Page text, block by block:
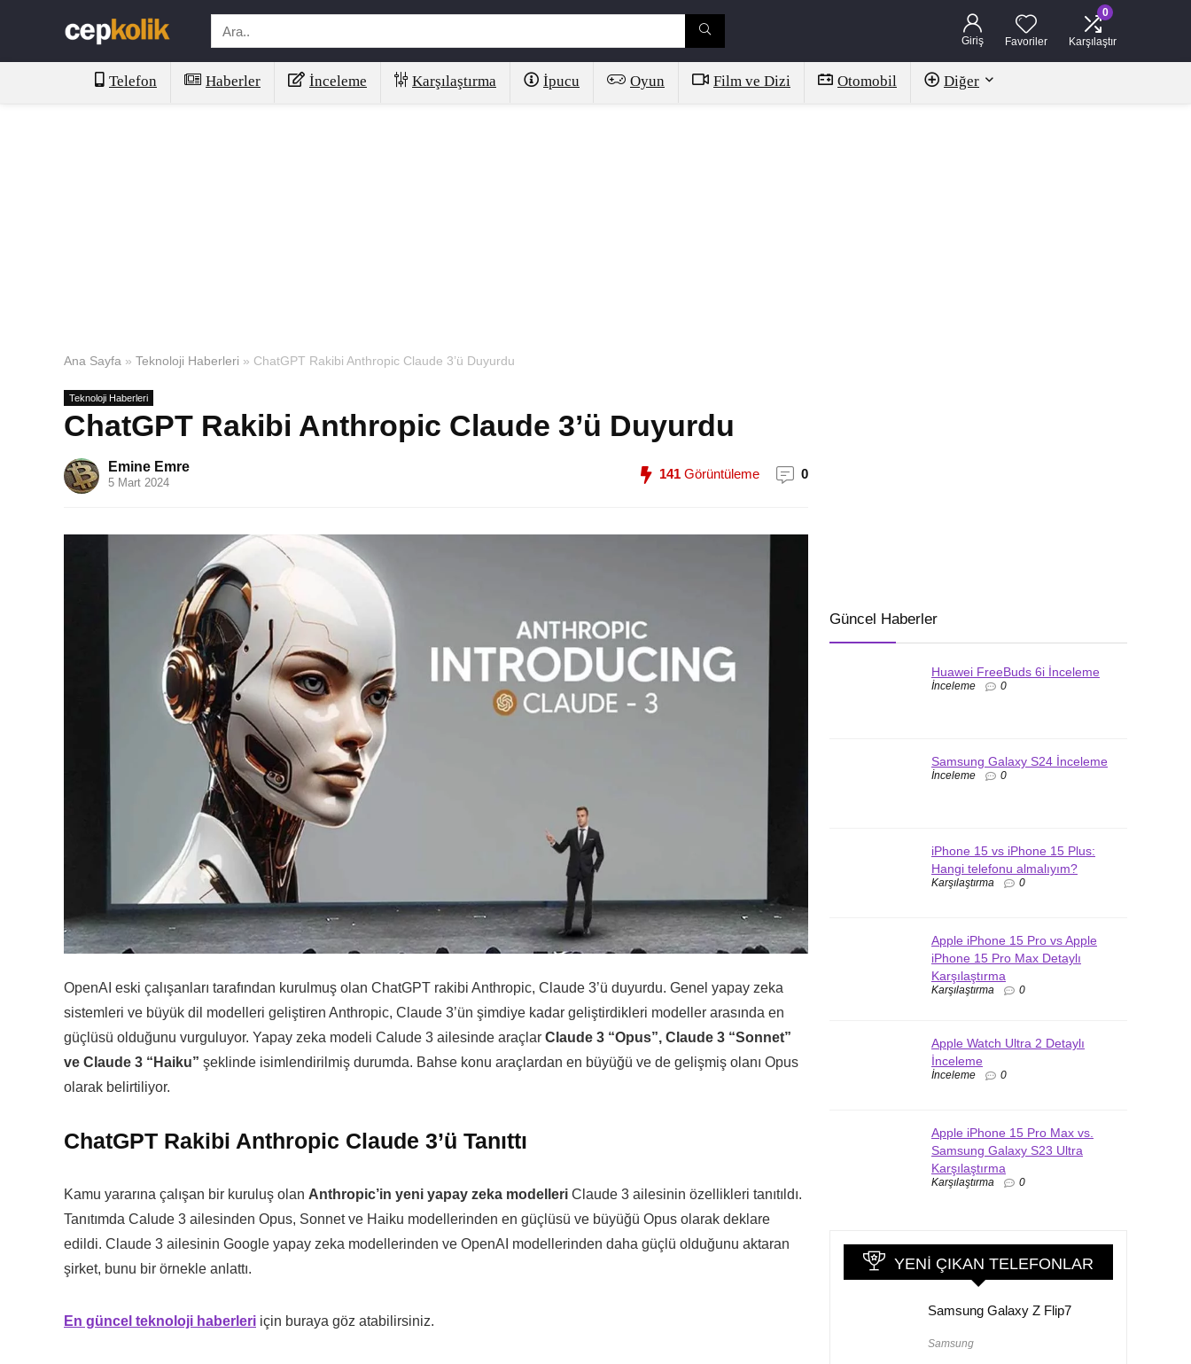
Giriş Favoriler
0
Karşılaştır
Telefon Haberler İnceleme Karşılaştırma İpucu Oyun Film ve Dizi Otomobil Diğer
Ana Sayfa » Teknoloji Haberleri » ChatGPT Rakibi Anthropic Claude 3’ü Duyurdu
Teknoloji Haberleri
ChatGPT Rakibi Anthropic Claude 3’ü Duyurdu
Emine Emre
5 Mart 2024
141 Görüntüleme 0
OpenAI eski çalışanları tarafından kurulmuş olan ChatGPT rakibi Anthropic, Claude 3’ü duyurdu. Genel yapay zeka
sistemleri ve büyük dil modelleri geliştiren Anthropic, Claude 3’ün şimdiye kadar geliştirdikleri modeller arasında en
güçlüsü olduğunu vurguluyor. Yapay zeka modeli Calude 3 ailesinde araçlar Claude 3 “Opus”, Claude 3 “Sonnet”
ve Claude 3 “Haiku” şeklinde isimlendirilmiş durumda. Bahse konu araçlardan en büyüğü ve de gelişmiş olanı Opus
olarak belirtiliyor.
ChatGPT Rakibi Anthropic Claude 3’ü Tanıttı
Kamu yararına çalışan bir kuruluş olan Anthropic’in yeni yapay zeka modelleri Claude 3 ailesinin özellikleri tanıtıldı.
Tanıtımda Calude 3 ailesinden Opus, Sonnet ve Haiku modellerinden en güçlüsü ve büyüğü Opus olarak deklare
edildi. Claude 3 ailesinin Google yapay zeka modellerinden ve OpenAI modellerinden daha güçlü olduğunu aktaran
şirket, bunu bir örnekle anlattı.
En güncel teknoloji haberleri için buraya göz atabilirsiniz.
Güncel Haberler
Huawei FreeBuds 6i İnceleme
İnceleme 0
Samsung Galaxy S24 İnceleme
İnceleme 0
iPhone 15 vs iPhone 15 Plus:
Hangi telefonu almalıyım?
Karşılaştırma 0
Apple iPhone 15 Pro vs Apple
iPhone 15 Pro Max Detaylı
Karşılaştırma
Karşılaştırma 0
Apple Watch Ultra 2 Detaylı
İnceleme
İnceleme 0
Apple iPhone 15 Pro Max vs.
Samsung Galaxy S23 Ultra
Karşılaştırma
Karşılaştırma 0
YENI ÇIKAN TELEFONLAR
Samsung Galaxy Z Flip7
Samsung